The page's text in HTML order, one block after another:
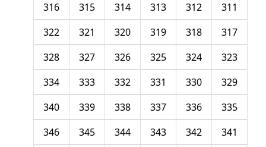
311
312
313
314
315
316
317
318
319
320
321
322
323
324
325
326
327
328
329
330
331
332
333
334
335
336
337
338
339
340
341
342
343
344
345
346